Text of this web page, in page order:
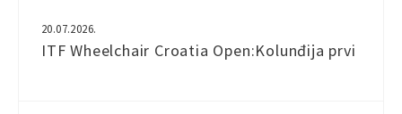
20.07.2026.
ITF Wheelchair Croatia Open:Kolunđija prvi